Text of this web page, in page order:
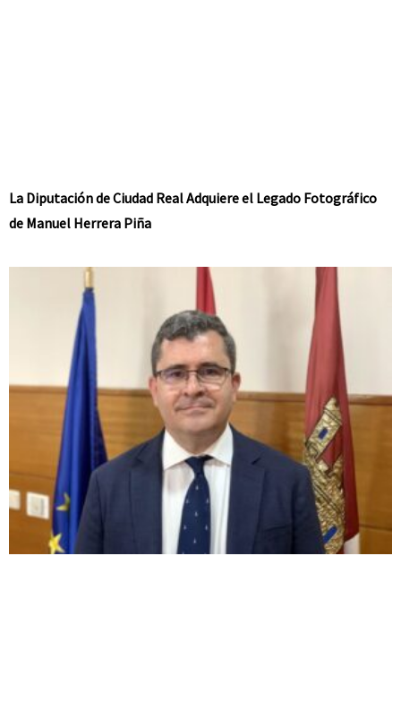
La Diputación de Ciudad Real Adquiere el Legado Fotográfico
de Manuel Herrera Piña